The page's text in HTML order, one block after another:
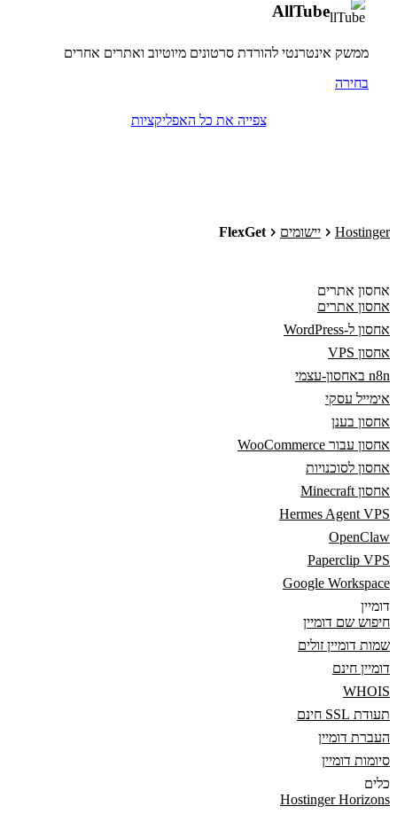
AllTube
ממשק אינטרנטי להורדת סרטונים מיוטיוב ואתרים אחרים
בחירה
צפייה את כל האפליקציות
Hostinger יישומים FlexGet
אחסון אתרים
אחסון אתרים
אחסון ל-WordPress
אחסון VPS
n8n באחסון-עצמי
אימייל עסקי
אחסון בענן
אחסון עבור WooCommerce
אחסון לסוכנויות
אחסון Minecraft
Hermes Agent VPS
OpenClaw
Paperclip VPS
Google Workspace
דומיין
חיפוש שם דומיין
שמות דומיין זולים
דומיין חינם
WHOIS
תעודת SSL חינם
העברת דומיין
סיומות דומיין
כלים
Hostinger Horizons